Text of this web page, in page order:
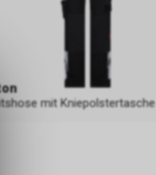
mit Kniepolstertasche